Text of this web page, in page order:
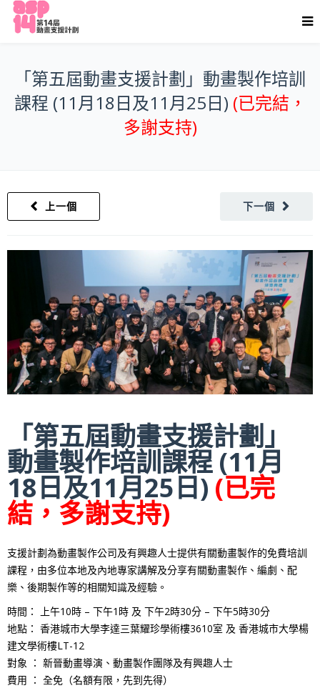
「第五屆動畫支援計劃」動畫製作培訓
課程 (11月18日及11月25日) (已完結，
多謝支持)
下一個
上一個
「第五屆動畫支援計劃」
動畫製作培訓課程 (11月
18日及11月25日) (已完
結，多謝支持)
支援計劃為動畫製作公司及有興趣人士提供有關動畫製作的免費培訓
課程，由多位本地及內地專家講解及分享有關動畫製作、編劇、配
樂、後期製作等的相關知識及經驗。
時間： 上午10時 – 下午1時 及 下午2時30分 – 下午5時30分
地點： 香港城巿大學李達三葉耀珍學術樓3610室 及 香港城市大學楊
建文學術樓LT-12
對象 ： 新晉動畫導演、動畫製作團隊及有興趣人士
費用 ： 全免（名額有限，先到先得）